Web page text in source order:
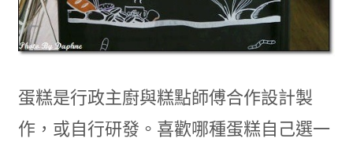
蛋糕是行政主廚與糕點師傅合作設計製
作，或自行研發。喜歡哪種蛋糕自己選一